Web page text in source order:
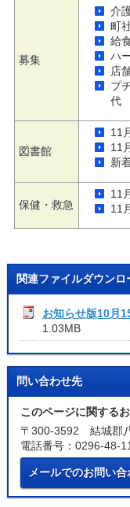
募集
介
町
給
ハ
店
プ
代
図書館
11
11
新
保健・救急
11
11
関連ファイルダウンロ
お知らせ版10月
1.03MB
問い合わせ先
このページに関する
〒300-3592 結城郡
電話番号：0296-48-
メールでのお問い